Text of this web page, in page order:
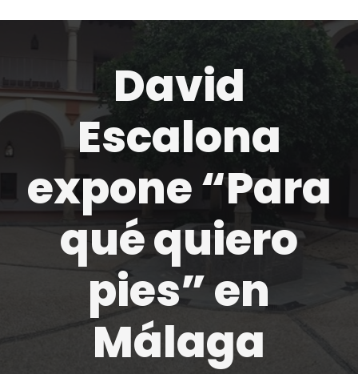
David
Escalona
expone “Para
qué quiero
pies” en
Málaga